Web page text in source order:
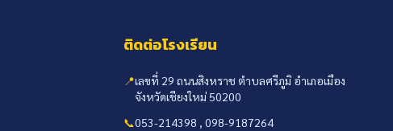
ติดต่อโรงเรียน
📍เลขที่ 29 ถนนสิงหราช ตำบลศรีภูมิ อำเภอเมือง
จังหวัดเชียงใหม่ 50200
📞053-214398 , 098-9187264